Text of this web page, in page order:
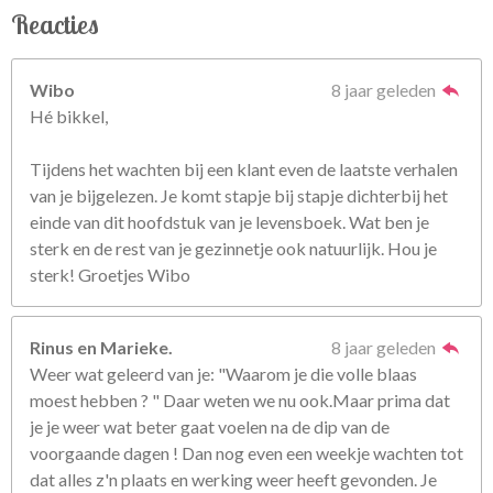
Reacties
Wibo
8 jaar geleden
Hé bikkel,
Tijdens het wachten bij een klant even de laatste verhalen
van je bijgelezen. Je komt stapje bij stapje dichterbij het
einde van dit hoofdstuk van je levensboek. Wat ben je
sterk en de rest van je gezinnetje ook natuurlijk. Hou je
sterk! Groetjes Wibo
Rinus en Marieke.
8 jaar geleden
Weer wat geleerd van je: "Waarom je die volle blaas
moest hebben ? " Daar weten we nu ook.Maar prima dat
je je weer wat beter gaat voelen na de dip van de
voorgaande dagen ! Dan nog even een weekje wachten tot
dat alles z'n plaats en werking weer heeft gevonden. Je